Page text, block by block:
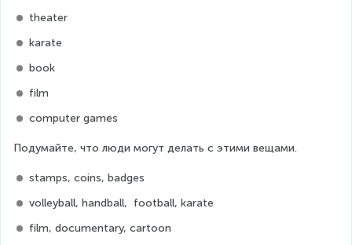
theater
karate
book
film
computer games
Подумайте, что люди могут делать с этими вещами.
stamps, coins, badges
volleyball, handball,  football, karate
film, documentary, cartoon